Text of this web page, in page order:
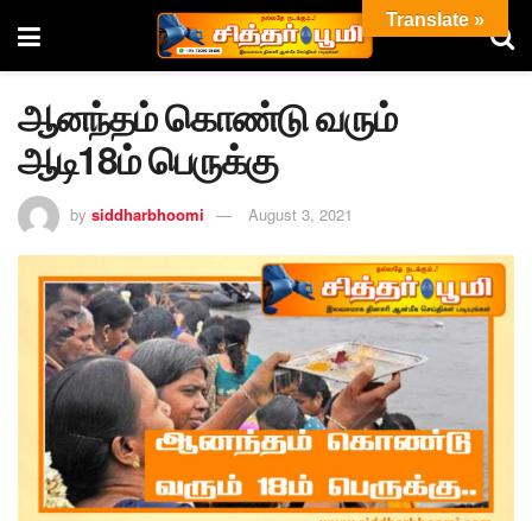
ஆனந்தம் கொண்டு வரும்
ஆடி18ம் பெருக்கு
by siddharbhoomi August 3, 2021
Translate »